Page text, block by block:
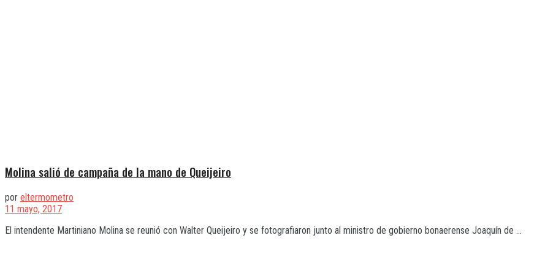
Molina salió de campaña de la mano de Queijeiro
por eltermometro
11 mayo, 2017
El intendente Martiniano Molina se reunió con Walter Queijeiro y se fotografiaron junto al ministro de gobierno bonaerense Joaquín de ...